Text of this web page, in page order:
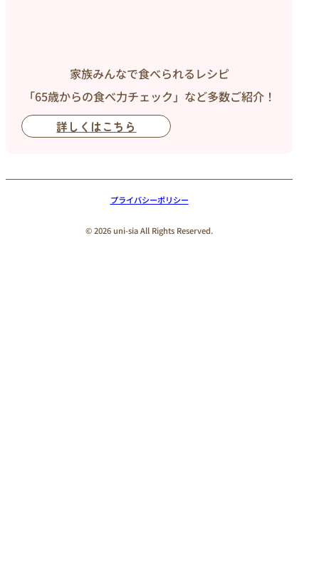
家族みんなで食べられるレシピ
「65歳からの食べ力チェック」など多数ご紹介！
詳しくはこちら
プライバシーポリシー
© 2026 uni-sia All Rights Reserved.